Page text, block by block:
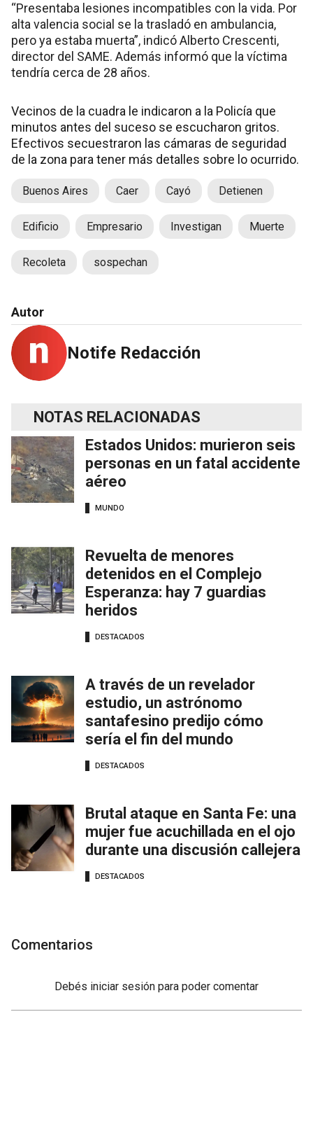
“Presentaba lesiones incompatibles con la vida. Por
alta valencia social se la trasladó en ambulancia,
pero ya estaba muerta”, indicó Alberto Crescenti,
director del SAME. Además informó que la víctima
tendría cerca de 28 años.
Vecinos de la cuadra le indicaron a la Policía que
minutos antes del suceso se escucharon gritos.
Efectivos secuestraron las cámaras de seguridad
de la zona para tener más detalles sobre lo ocurrido.
Buenos Aires Caer Cayó Detienen
Edificio Empresario Investigan Muerte
Recoleta sospechan
Autor
Notife Redacción
NOTAS RELACIONADAS
Estados Unidos: murieron seis
personas en un fatal accidente
aéreo
MUNDO
Revuelta de menores
detenidos en el Complejo
Esperanza: hay 7 guardias
heridos
DESTACADOS
A través de un revelador
estudio, un astrónomo
santafesino predijo cómo
sería el fin del mundo
DESTACADOS
Brutal ataque en Santa Fe: una
mujer fue acuchillada en el ojo
durante una discusión callejera
DESTACADOS
Comentarios
Debés iniciar sesión para poder comentar